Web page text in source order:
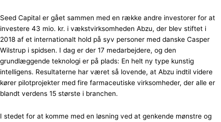
Seed Capital er gået sammen med en række andre investorer for at
investere 43 mio. kr. i vækstvirksomheden Abzu, der blev stiftet i
2018 af et internationalt hold på syv personer med danske Casper
Wilstrup i spidsen. I dag er der 17 medarbejdere, og den
grundlæggende teknologi er på plads: En helt ny type kunstig
intelligens. Resultaterne har været så lovende, at Abzu indtil videre
kører pilotprojekter med fire farmaceutiske virksomheder, der alle er
blandt verdens 15 største i branchen.
I stedet for at komme med en løsning ved at genkende mønstre og